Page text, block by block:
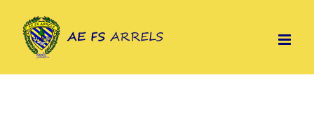
content